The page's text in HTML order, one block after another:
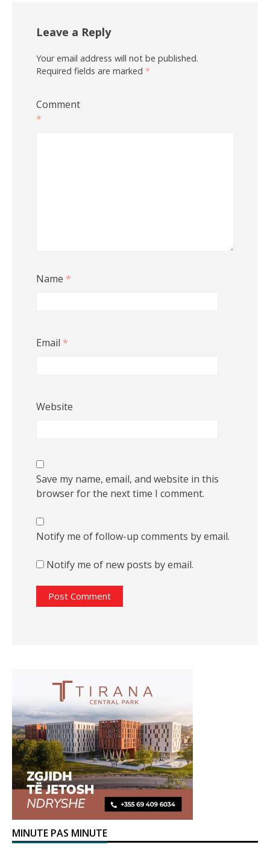
Leave a Reply
Your email address will not be published.
Required fields are marked *
Comment
*
Name *
Email *
Website
Save my name, email, and website in this
browser for the next time I comment.
Notify me of follow-up comments by email.
Notify me of new posts by email.
MINUTE PAS MINUTE